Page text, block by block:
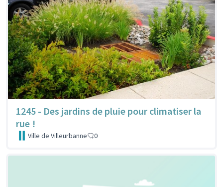
1245 - Des jardins de pluie pour climatiser la
rue !
Ville de Villeurbanne 0